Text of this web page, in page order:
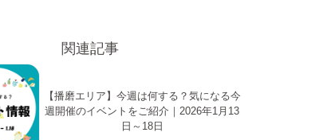
関連記事
【播磨エリア】今週は何する？気になる今
週開催のイベントをご紹介｜2026年1月13
日～18日